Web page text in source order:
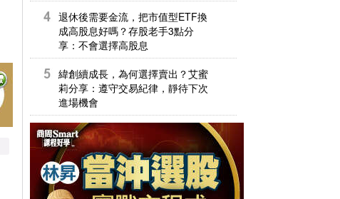
退休後需要金流，把市值型ETF換
成高股息好嗎？存股老手3點分
享：不會選擇高股息
緯創續成長，為何選擇賣出？艾蜜
莉分享：遵守交易紀律，靜待下次
進場機會